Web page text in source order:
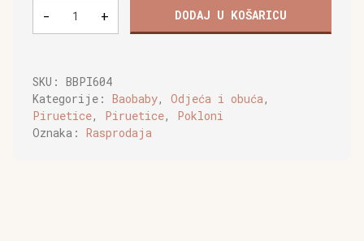
Piruetice
hazelnut
količina
- + DODAJ U KOŠARICU
SKU: BBPI604
Kategorije: Baobaby, Odjeća i obuća,
Piruetice, Piruetice, Pokloni
Oznaka: Rasprodaja